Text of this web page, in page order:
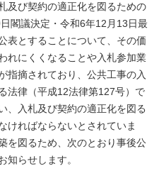
及び契約の適正化を図るための
閣議決定・令和6年12月13日最
表とすることについて、その価
れにくくなることや入札参加業
指摘されており、公共工事の入
法律（平成12法律第127号）で
、入札及び契約の適正化を図る
ければならないとされていま
を図るため、次のとおり事後公
知らせします。